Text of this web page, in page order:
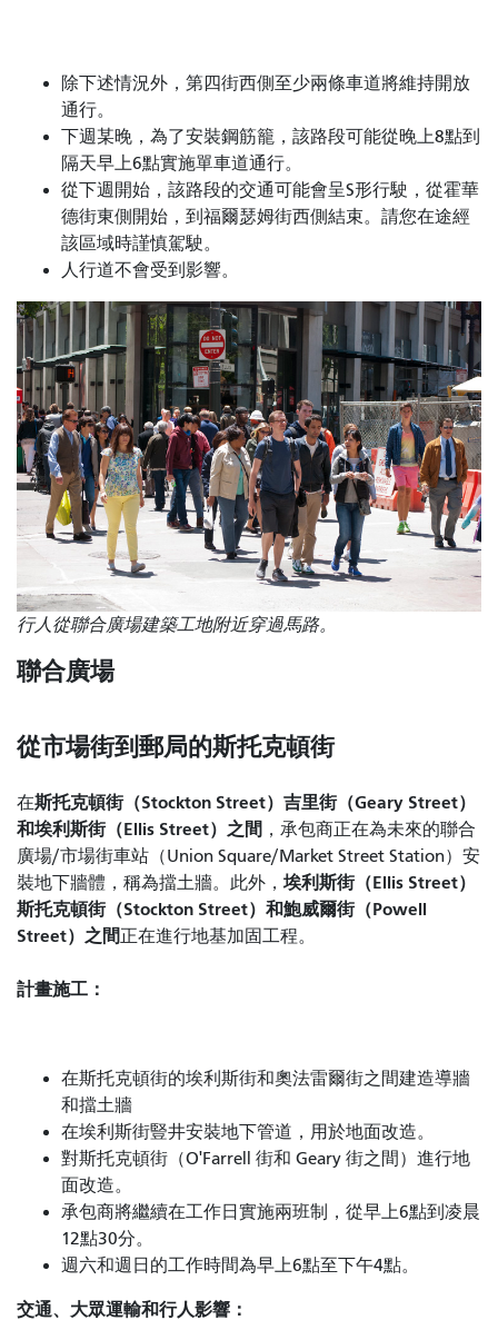
除下述情況外，第四街西側至少兩條車道將維持開放
通行。
下週某晚，為了安裝鋼筋籠，該路段可能從晚上8點到
隔天早上6點實施單車道通行。
從下週開始，該路段的交通可能會呈S形行駛，從霍華
德街東側開始，到福爾瑟姆街西側結束。請您在途經
該區域時謹慎駕駛。
人行道不會受到影響。
行人從聯合廣場建築工地附近穿過馬路。
聯合廣場
從市場街到郵局的斯托克頓街
在斯托克頓街（Stockton Street）吉里街（Geary Street）
和埃利斯街（Ellis Street）之間 ，承包商正在為未來的聯合
廣場/市場街車站（Union Square/Market Street Station）安
裝地下牆體，稱為擋土牆。此外， 埃利斯街（Ellis Street）
斯托克頓街（Stockton Street）和鮑威爾街（Powell
Street）之間正在進行地基加固工程。
計畫施工：
在斯托克頓街的埃利斯街和奧法雷爾街之間建造導牆
和擋土牆
在埃利斯街豎井安裝地下管道，用於地面改造。
對斯托克頓街（O'Farrell 街和 Geary 街之間）進行地
面改造。
承包商將繼續在工作日實施兩班制，從早上6點到凌晨
12點30分。
週六和週日的工作時間為早上6點至下午4點。
交通、大眾運輸和行人影響：